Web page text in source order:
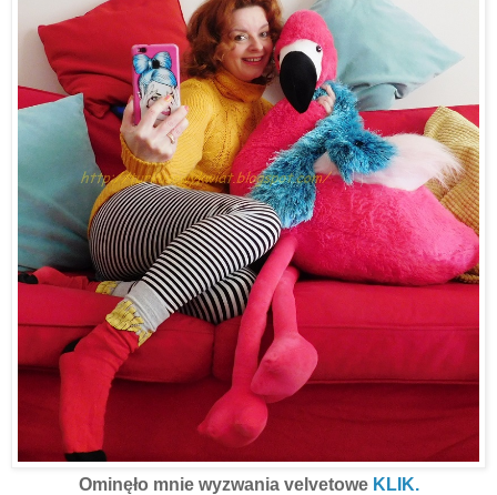
Ominęło mnie wyzwania velvetowe KLIK.